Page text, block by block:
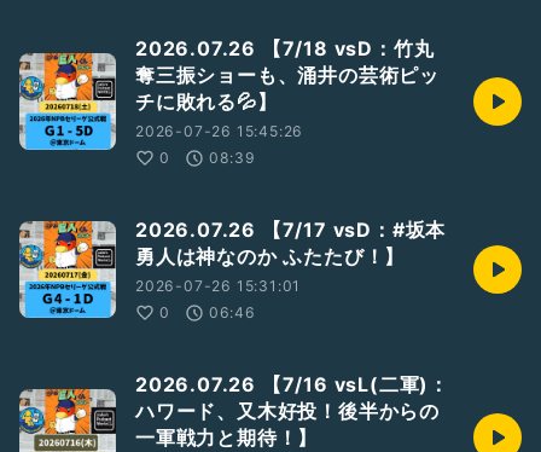
2026.07.26 【7/18 vsD：竹丸
奪三振ショーも、涌井の芸術ピッ
チに敗れる💦】
2026-07-26 15:45:26
0
08:39
2026.07.26 【7/17 vsD：#坂本
勇人は神なのか ふたたび！】
2026-07-26 15:31:01
0
06:46
2026.07.26 【7/16 vsL(二軍)：
ハワード、又木好投！後半からの
一軍戦力と期待！】